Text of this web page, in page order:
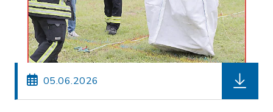
05.06.2026